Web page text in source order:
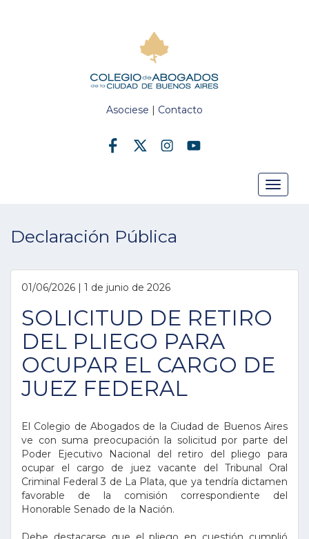
Asociese | Contacto
Toggle
Declaración Pública
01/06/2026 | 1 de junio de 2026
SOLICITUD DE RETIRO
DEL PLIEGO PARA
OCUPAR EL CARGO DE
JUEZ FEDERAL
El Colegio de Abogados de la Ciudad de Buenos Aires
ve con suma preocupación la solicitud por parte del
Poder Ejecutivo Nacional del retiro del pliego para
ocupar el cargo de juez vacante del Tribunal Oral
Criminal Federal 3 de La Plata, que ya tendría dictamen
favorable de la comisión correspondiente del
Honorable Senado de la Nación.